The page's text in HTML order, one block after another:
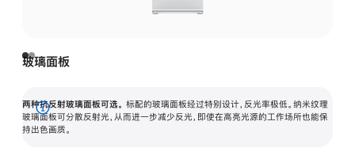
玻璃面板
两种抗反射玻璃面板可选。 标配的玻璃面板经过特别设计，反光率极低。纳米纹理
玻璃面板可分散反射光，从而进一步减少反光，即使在高亮光源的工作场所也能保
持出色画质。
展
开